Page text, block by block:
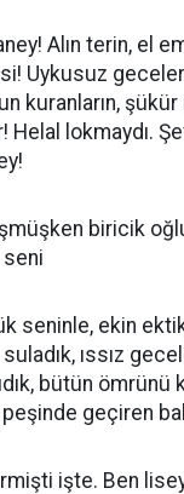
Alın terin, el
Uykusuz
kuranların,
Helal lokmaydı.
biricik
seni
seninle, ekin
ıssız
bütün
geçiren
işte. Ben